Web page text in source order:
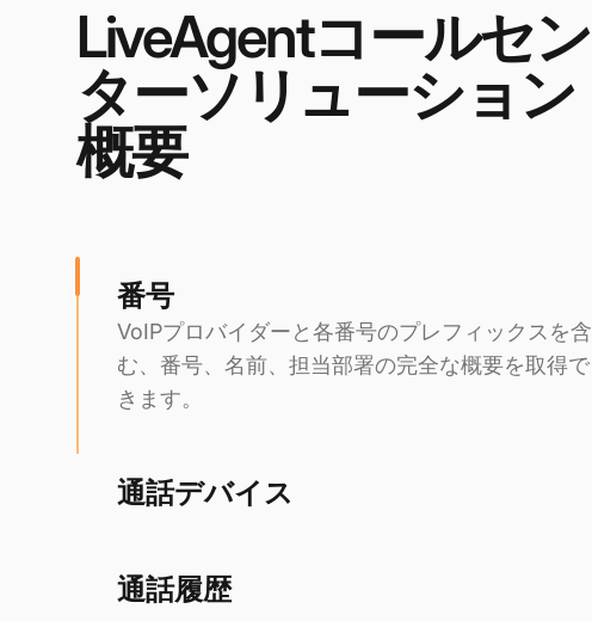
LiveAgentコールセン
ターソリューション
概要
番号
VoIPプロバイダーと各番号のプレフィックスを含
む、番号、名前、担当部署の完全な概要を取得で
きます。
通話デバイス
通話履歴